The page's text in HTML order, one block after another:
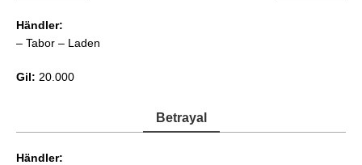
Händler:
– Tabor – Laden
Gil: 20.000
Betrayal
Händler: